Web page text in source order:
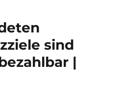
sind
|